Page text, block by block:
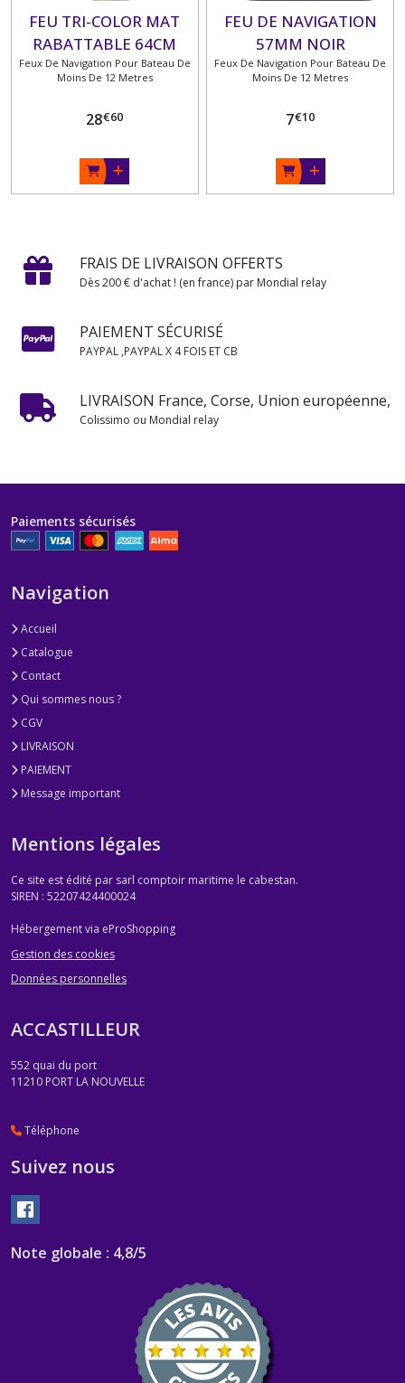
FEU TRI-COLOR MAT
RABATTABLE 64CM
Feux De Navigation Pour Bateau De
Moins De 12 Metres
28€60
FEU DE NAVIGATION
57MM NOIR
Feux De Navigation Pour Bateau De
Moins De 12 Metres
7€10
FRAIS DE LIVRAISON OFFERTS
Dès 200 € d'achat ! (en france) par Mondial relay
PAIEMENT SÉCURISÉ
PAYPAL ,PAYPAL X 4 FOIS ET CB
LIVRAISON France, Corse, Union européenne,
Colissimo ou Mondial relay
Paiements sécurisés
Navigation
Accueil
Catalogue
Contact
Qui sommes nous ?
CGV
LIVRAISON
PAIEMENT
Message important
Mentions légales
Ce site est édité par sarl comptoir maritime le cabestan.
SIREN : 52207424400024
Hébergement via eProShopping
Gestion des cookies
Données personnelles
ACCASTILLEUR
552 quai du port
11210 PORT LA NOUVELLE
Téléphone
Suivez nous
Note globale : 4,8/5